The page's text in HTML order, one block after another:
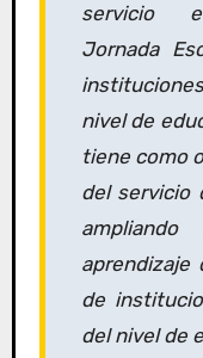
servicio
Jornada
nivel de
tiene como
del servicio
de
del nivel de